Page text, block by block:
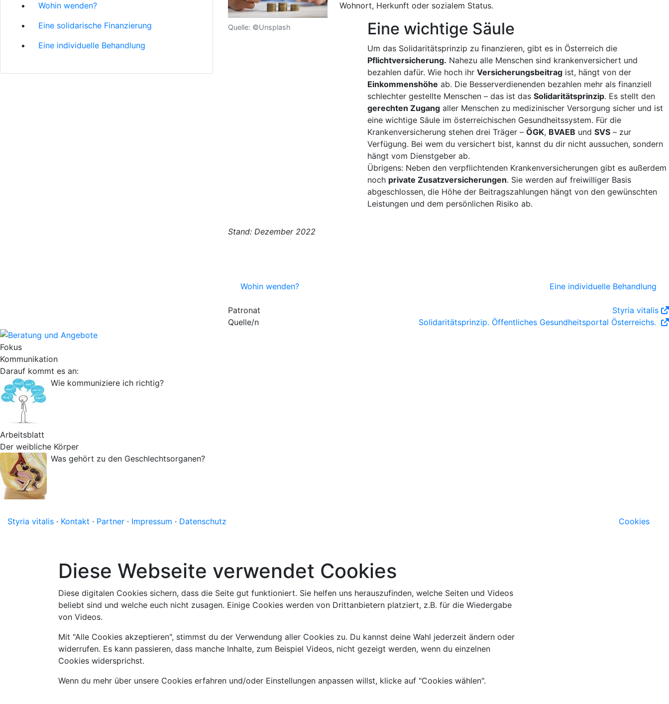
Wohin wenden?
Eine solidarische Finanzierung
Eine individuelle Behandlung
Quelle: ©Unsplash
Wohnort, Herkunft oder sozialem Status.
Eine wichtige Säule
Um das Solidaritätsprinzip zu finanzieren, gibt es in Österreich die
Pflichtversicherung. Nahezu alle Menschen sind krankenversichert und
bezahlen dafür. Wie hoch ihr Versicherungsbeitrag ist, hängt von der
Einkommenshöhe ab. Die Besserverdienenden bezahlen mehr als finanziell
schlechter gestellte Menschen – das ist das Solidaritätsprinzip. Es stellt den
gerechten Zugang aller Menschen zu medizinischer Versorgung sicher und ist
eine wichtige Säule im österreichischen Gesundheitssystem. Für die
Krankenversicherung stehen drei Träger – ÖGK, BVAEB und SVS – zur
Verfügung. Bei wem du versichert bist, kannst du dir nicht aussuchen, sondern
hängt vom Dienstgeber ab.
Übrigens: Neben den verpflichtenden Krankenversicherungen gibt es außerdem
noch private Zusatzversicherungen. Sie werden auf freiwilliger Basis
abgeschlossen, die Höhe der Beitragszahlungen hängt von den gewünschten
Leistungen und dem persönlichen Risiko ab.
Stand: Dezember 2022
Wohin wenden? Eine individuelle Behandlung
Patronat
Styria vitalis
Quelle/n
Solidaritätsprinzip. Öffentliches Gesundheitsportal Österreichs.
Fokus
Kommunikation
Darauf kommt es an:
Wie kommuniziere ich richtig?
Arbeitsblatt
Der weibliche Körper
Was gehört zu den Geschlechtsorganen?
Styria vitalis · Kontakt · Partner · Impressum · Datenschutz Cookies
Diese Webseite verwendet Cookies
Diese digitalen Cookies sichern, dass die Seite gut funktioniert. Sie helfen uns herauszufinden, welche Seiten und Videos
beliebt sind und welche euch nicht zusagen. Einige Cookies werden von Drittanbietern platziert, z.B. für die Wiedergabe
von Videos.
Mit "Alle Cookies akzeptieren", stimmst du der Verwendung aller Cookies zu. Du kannst deine Wahl jederzeit ändern oder
widerrufen. Es kann passieren, dass manche Inhalte, zum Beispiel Videos, nicht gezeigt werden, wenn du einzelnen
Cookies widersprichst.
Wenn du mehr über unsere Cookies erfahren und/oder Einstellungen anpassen willst, klicke auf "Cookies wählen".